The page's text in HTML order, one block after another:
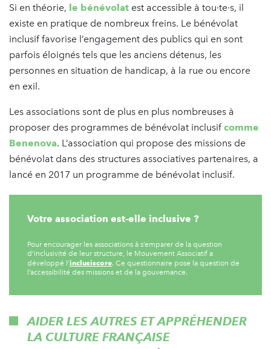
Si en théorie, le bénévolat est accessible à tou·te·s, il
existe en pratique de nombreux freins. Le bénévolat
inclusif favorise l’engagement des publics qui en sont
parfois éloignés tels que les anciens détenus, les
personnes en situation de handicap, à la rue ou encore
en exil.
Les associations sont de plus en plus nombreuses à
proposer des programmes de bénévolat inclusifcomme
Benenova. L’association qui propose des missions de
bénévolat dans des structures associatives partenaires, a
lancé en 2017 un programme de bénévolat inclusif.
Votre association est-elle inclusive ?
Pour encourager les associations à s’emparer de la question
d’inclusivité de leur structure, le Mouvement Associatif a
développé l’inclusiscore. Ce questionnaire pose la question de
l’accessibilité des missions et de la gouvernance.
AIDER LES AUTRES ET APPRÉHENDER
LA CULTURE FRANÇAISE